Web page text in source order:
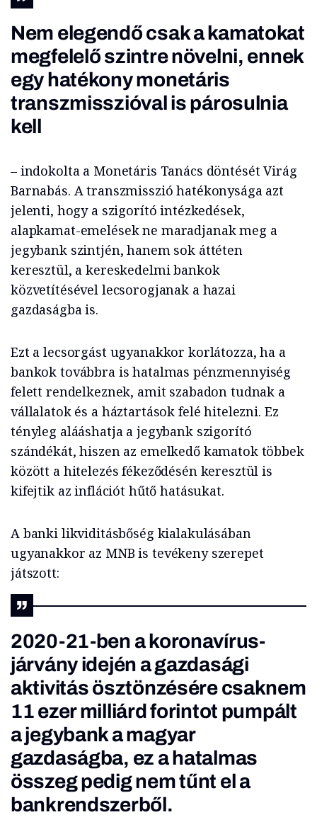
Nem elegendő csak a kamatokat
megfelelő szintre növelni, ennek
egy hatékony monetáris
transzmisszióval is párosulnia
kell
– indokolta a Monetáris Tanács döntését Virág
Barnabás. A transzmisszió hatékonysága azt
jelenti, hogy a szigorító intézkedések,
alapkamat-emelések ne maradjanak meg a
jegybank szintjén, hanem sok áttéten
keresztül, a kereskedelmi bankok
közvetítésével lecsorogjanak a hazai
gazdaságba is.
Ezt a lecsorgást ugyanakkor korlátozza, ha a
bankok továbbra is hatalmas pénzmennyiség
felett rendelkeznek, amit szabadon tudnak a
vállalatok és a háztartások felé hitelezni. Ez
tényleg alááshatja a jegybank szigorító
szándékát, hiszen az emelkedő kamatok többek
között a hitelezés fékeződésén keresztül is
kifejtik az inflációt hűtő hatásukat.
A banki likviditásbőség kialakulásában
ugyanakkor az MNB is tevékeny szerepet
játszott:
2020-21-ben a koronavírus-
járvány idején a gazdasági
aktivitás ösztönzésére csaknem
11 ezer milliárd forintot pumpált
a jegybank a magyar
gazdaságba, ez a hatalmas
összeg pedig nem tűnt el a
bankrendszerből.